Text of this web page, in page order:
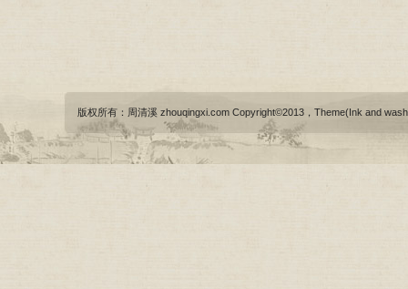
版权所有：周清溪 zhouqingxi.com Copyright©2013，Theme(Ink and